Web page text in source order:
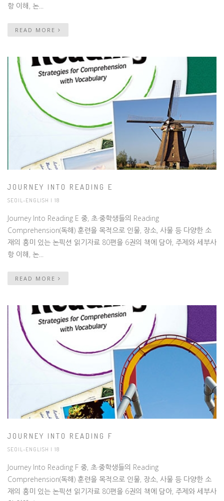
항 이해, 논...
READ MORE
JOURNEY INTO READING E
SEOIL-ENGLISH | 18
Journey Into Reading E 중, 초·중학생들의 Reading
Comprehension(독해) 훈련을 목적으로 인물, 장소, 사물 등 다양한 소
재의 흥미 있는 논픽션 읽기자료 80편을 6권의 책에 담아, 주제와 세부사
항 이해, 논...
READ MORE
JOURNEY INTO READING F
SEOIL-ENGLISH | 18
Journey Into Reading F 중, 초·중학생들의 Reading
Comprehension(독해) 훈련을 목적으로 인물, 장소, 사물 등 다양한 소
재의 흥미 있는 논픽션 읽기자료 80편을 6권의 책에 담아, 주제와 세부사